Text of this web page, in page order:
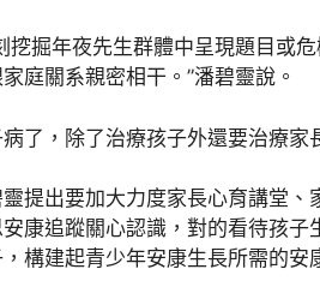
挖掘年夜先生群體中呈現題目或
庭關系親密相干。”潘碧靈說。
了，除了治療孩子外還要治療家
提出要加大力度家長心育講堂
康追蹤關心認識，對的看待孩
構建起青少年安康生長所需的安